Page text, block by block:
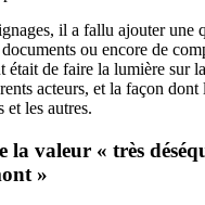
il a fallu ajouter une
ou encore de
était de faire la lumière sur
acteurs, et la façon dont
et les autres.
la valeur « très
»